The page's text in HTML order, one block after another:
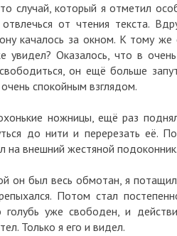
случай, который я отметил
от чтения текста.
качалось за окном. К тому
Оказалось, что в
он ещё больше
спокойным взглядом.
ножницы, ещё раз
до нити и перерезать её.
на внешний жестяной подоконник.
он был весь обмотан, я
Потом стал
голубь уже свободен, и
Только я его и видел.